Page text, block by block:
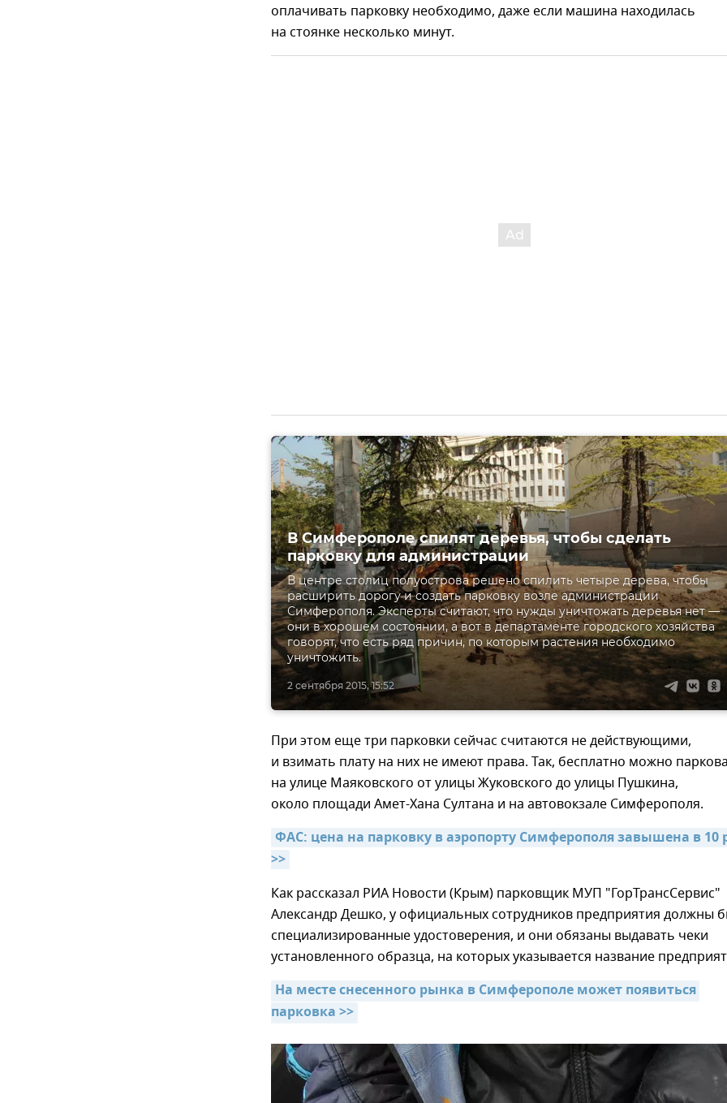
оплачивать парковку необходимо, даже если машина находилась
на стоянке несколько минут.
2 сентября 2015, 15:52
В Симферополе спилят деревья, чтобы сделать
парковку для администрации
В центре столиц полуострова решено спилить четыре дерева, чтобы
расширить дорогу и создать парковку возле администрации
Симферополя. Эксперты считают, что нужды уничтожать деревья нет —
они в хорошем состоянии, а вот в департаменте городского хозяйства
говорят, что есть ряд причин, по которым растения необходимо
уничтожить.
При этом еще три парковки сейчас считаются не действующими,
и взимать плату на них не имеют права. Так, бесплатно можно
на улице Маяковского от улицы Жуковского до улицы Пушкина,
около площади Амет-Хана Султана и на автовокзале Симферополя.
ФАС: цена на парковку в аэропорту Симферополя завышена в 10
>>
Как рассказал РИА Новости (Крым) парковщик МУП "ГорТрансСервис"
Александр Дешко, у официальных сотрудников предприятия должны
специализированные удостоверения, и они обязаны выдавать чеки
установленного образца, на которых указывается название
На месте снесенного рынка в Симферополе может появиться
парковка >>